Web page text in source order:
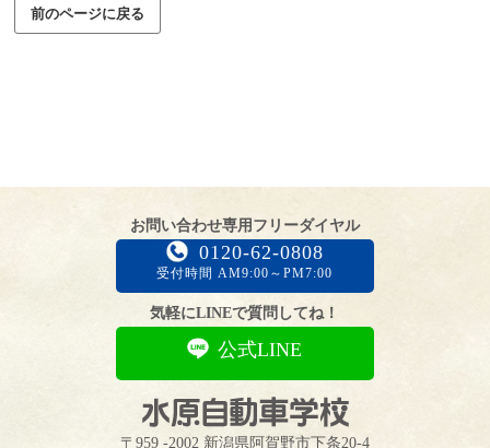
前のページに戻る
お問い合わせ専用フリーダイヤル
0120-62-0808
受付時間 AM9:00～PM7:00
気軽にLINEで質問してね！
公式LINE
〒959 -2002 新潟県阿賀野市下条20-4